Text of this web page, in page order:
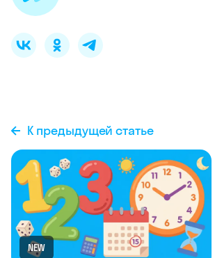
К предыдущей статье
NEW